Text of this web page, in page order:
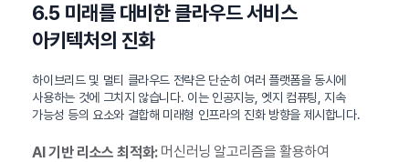
6.5 미래를 대비한 클라우드 서비스
아키텍처의 진화
하이브리드 및 멀티 클라우드 전략은 단순히 여러 플랫폼을 동시에
사용하는 것에 그치지 않습니다. 이는 인공지능, 엣지 컴퓨팅, 지속
가능성 등의 요소와 결합해 미래형 인프라의 진화 방향을 제시합니다.
AI 기반 리소스 최적화:머신러닝 알고리즘을 활용하여